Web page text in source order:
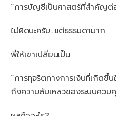
“การบัญชีเป็นศาสตร์ที่สำคัญต่
ไม่ผิดนะครับ…แต่ธรรมดามาก
พี่ให้เขาเปลี่ยนเป็น
“การทุจริตทางการเงินที่เกิดขึ้
ถึงความล้มเหลวของระบบควบ